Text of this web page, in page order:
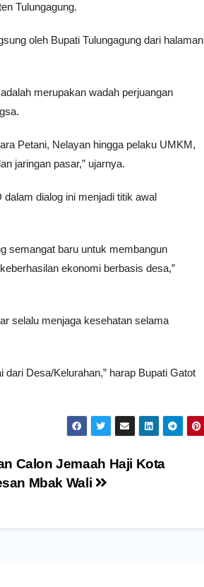
Tulungagung.
oleh Bupati Tulungagung dari halaman
merupakan wadah perjuangan
Petani, Nelayan hingga pelaku UMKM,
jaringan pasar,” ujarnya.
dialog ini menjadi titik awal
semangat baru untuk membangun
ekonomi berbasis desa,”
selalu menjaga kesehatan selama
Desa/Kelurahan,” harap Bupati Gatot
Calon Jemaah Haji Kota
Mbak Wali